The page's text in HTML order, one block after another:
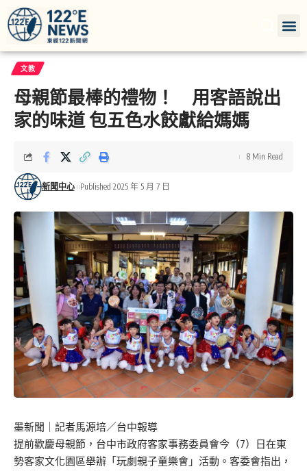
文教
母親節最棒的禮物！ 用客語說出
家的味道 包五色水餃獻給媽媽
新聞中心 Published 2025 年 5 月 7 日
8 Min Read
墨新聞
｜記者馬源培／台中報導
提前歡慶母親節，台中市政府客家事務委員會今（7）日在東
勢客家文化園區舉辦「玩劇親子童樂會」活動。客委會指出，